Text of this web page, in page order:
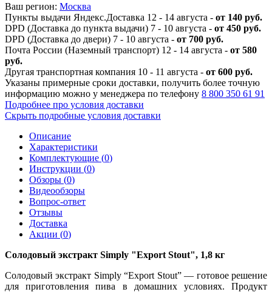
Ваш регион: Москва
Пункты выдачи Яндекс.Доставка 12 - 14 августа - от 140 руб.
DPD (Доставка до пункта выдачи) 7 - 10 августа - от 450 руб.
DPD (Доставка до двери) 7 - 10 августа - от 700 руб.
Почта России (Наземный транспорт) 12 - 14 августа - от 580
руб.
Другая транспортная компания 10 - 11 августа - от 600 руб.
Указаны примерные сроки доставки, получить более точную
информацию можно у менеджера по телефону 8 800 350 61 91
Подробнее про условия доставки
Скрыть подробные условия доставки
Описание
Характеристики
Комплектующие (0)
Инструкции (0)
Обзоры (0)
Видеообзоры
Вопрос-ответ
Отзывы
Доставка
Акции (0)
Солодовый экстракт Simply "Export Stout", 1,8 кг
Солодовый экстракт Simply “Export Stout” — готовое решение
для приготовления пива в домашних условиях. Продукт